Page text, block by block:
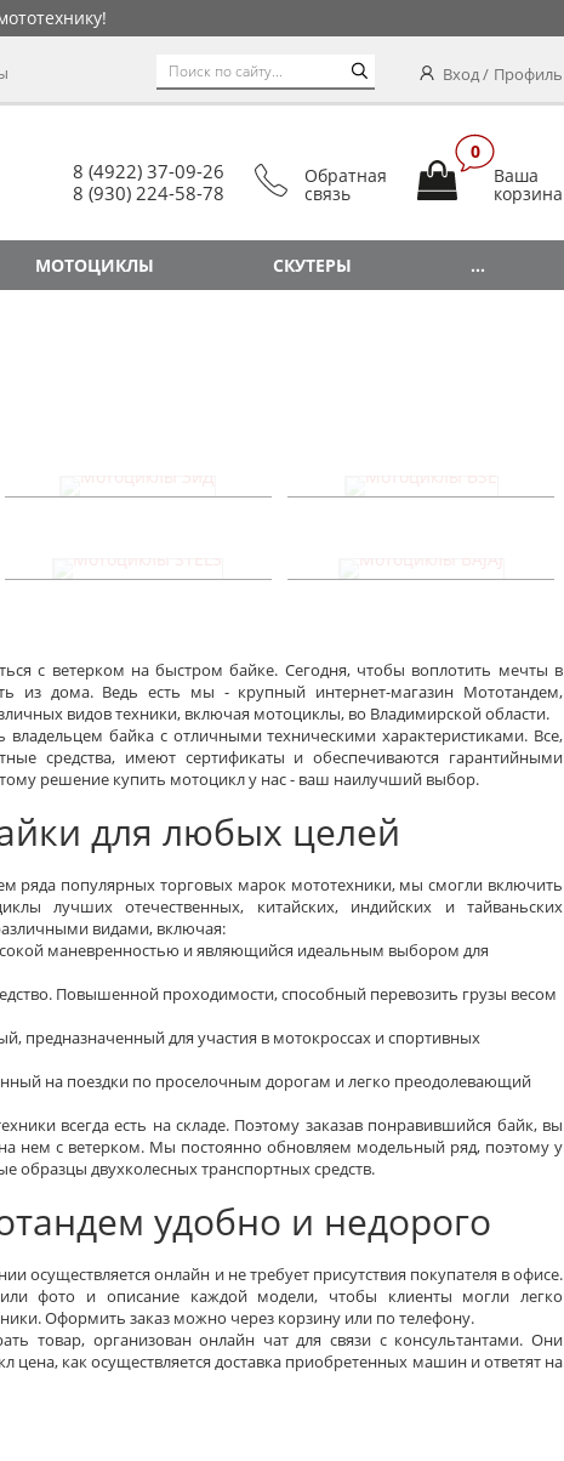
Вход Профиль
0
Ваша
корзина
Обратная
связь
8 (4922) 37-09-26
8 (930) 224-58-78
МОТОЦИКЛЫ СКУТЕРЫ ...
с ветерком на быстром байке. Сегодня, чтобы воплотить мечты в
из дома. Ведь есть мы - крупный интернет-магазин Мототандем,
видов техники, включая мотоциклы, во Владимирской области.
владельцем байка с отличными техническими характеристиками. Все,
средства, имеют сертификаты и обеспечиваются гарантийными
решение купить мотоцикл у нас - ваш наилучший выбор.
для любых целей
ряда популярных торговых марок мототехники, мы смогли включить
лучших отечественных, китайских, индийских и тайваньских
видами, включая:
маневренностью и являющийся идеальным выбором для
Повышенной проходимости, способный перевозить грузы весом
предназначенный для участия в мотокроссах и спортивных
на поездки по проселочным дорогам и легко преодолевающий
всегда есть на складе. Поэтому заказав понравившийся байк, вы
нем с ветерком. Мы постоянно обновляем модельный ряд, поэтому у
образцы двухколесных транспортных средств.
удобно и недорого
осуществляется онлайн и не требует присутствия покупателя в офисе.
фото и описание каждой модели, чтобы клиенты могли легко
Оформить заказ можно через корзину или по телефону.
товар, организован онлайн чат для связи с консультантами. Они
цена, как осуществляется доставка приобретенных машин и ответят на